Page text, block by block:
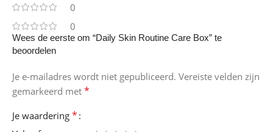
0
0
Wees de eerste om “Daily Skin Routine Care Box” te
beoordelen
Je e-mailadres wordt niet gepubliceerd. Vereiste velden zijn
gemarkeerd met *
Je waardering *